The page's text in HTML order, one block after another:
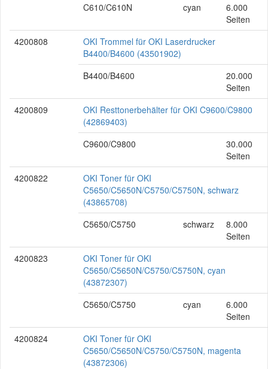
C610/C610N
cyan
6.000
Seiten
4200808
OKI Trommel für OKI Laserdrucker
B4400/B4600 (43501902)
B4400/B4600
20.000
Seiten
4200809
OKI Resttonerbehälter für OKI C9600/C9800
(42869403)
C9600/C9800
30.000
Seiten
4200822
OKI Toner für OKI
C5650/C5650N/C5750/C5750N, schwarz
(43865708)
C5650/C5750
schwarz
8.000
Seiten
4200823
OKI Toner für OKI
C5650/C5650N/C5750/C5750N, cyan
(43872307)
C5650/C5750
cyan
6.000
Seiten
4200824
OKI Toner für OKI
C5650/C5650N/C5750/C5750N, magenta
(43872306)